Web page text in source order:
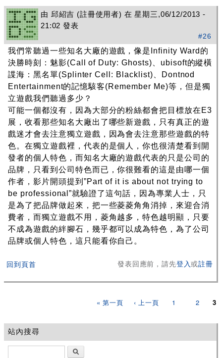
由 邱紹吉 (註冊使用者) 在 星期三,06/12/2013 -
21:02 發表
#26
我們常聽過一些知名大廠的遊戲，像是Infinity Ward的
決勝時刻：魅影(Call of Duty: Ghosts)、ubisoft的縱橫
諜海：黑名單(Splinter Cell: Blacklist)、Dontnod
Entertainment的記憶駭客(Remember Me)等，但是獨
立遊戲我們聽過多少？
可能一個都沒有，因為大部分的粉絲都會把目標放在E3
展，收看那些知名大廠出了哪些新遊戲，只有真正的遊
戲迷才會去注意獨立遊戲，因為會去注意那些遊戲的特
色。在獨立遊戲裡，代表的是個人，你也很清楚看到開
發者的個人特色，而知名大廠的遊戲代表的只是公司的
品牌，只看到公司特色而已，你很難看的這是由哪一個
作者，影片開頭提到”Part of it is about not trying to
be professional”就驗證了這句話，因為專業人士，只
是為了把品牌做起來，把一些菱菱角角消掉，來迎合消
費者，而獨立遊戲不用，菱角越多，特色越明顯，只要
不成為遊戲的絆腳石，幾乎都可以成為特色，為了公司
品牌或個人特色，這只能看你自己。
回到頁首 發表回應前，請先登入或註冊
« 第一頁 ‹ 上一頁 1 2 3
站內搜尋
搜尋